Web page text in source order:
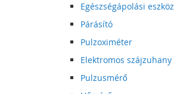
Egészségápolási eszköz
Párásító
Pulzoximéter
Elektromos szájzuhany
Pulzusmérő